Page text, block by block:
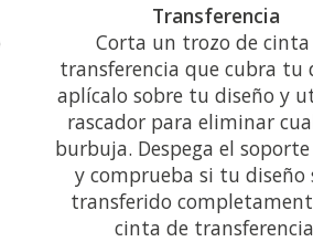
Transferencia
Corta un trozo de cinta
transferencia que cubra tu
aplícalo sobre tu diseño y
rascador para eliminar
burbuja. Despega el soporte
y comprueba si tu diseño
transferido
cinta de